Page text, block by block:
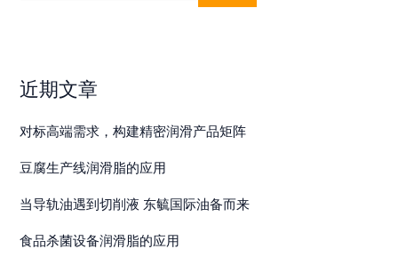
近期文章
对标高端需求，构建精密润滑产品矩阵
豆腐生产线润滑脂的应用
当导轨油遇到切削液 东毓国际油备而来
食品杀菌设备润滑脂的应用